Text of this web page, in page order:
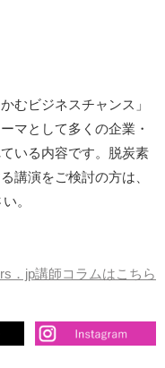
むビジネスチャンス」
マとして多くの企業・
いる内容です。脱炭素
講演をご検討の方は、
。
．jp講師コラムはこちら